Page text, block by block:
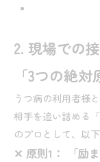
2. 現場での
「3つの絶対
うつ病の利用者様
相手を追い詰める
のプロとして、以
✕ 原則1： 「励